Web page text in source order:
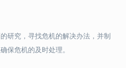
研究，寻找危机的解决办法，并制
保危机的及时处理。